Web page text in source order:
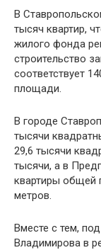
В
тысяч квартир,
жилого фонда
строительство
соответствует
площади.
В городе
тысячи
29,6 тысячи
тысячи, а в
квартиры общей
метров.
Вместе с тем,
Владимирова в